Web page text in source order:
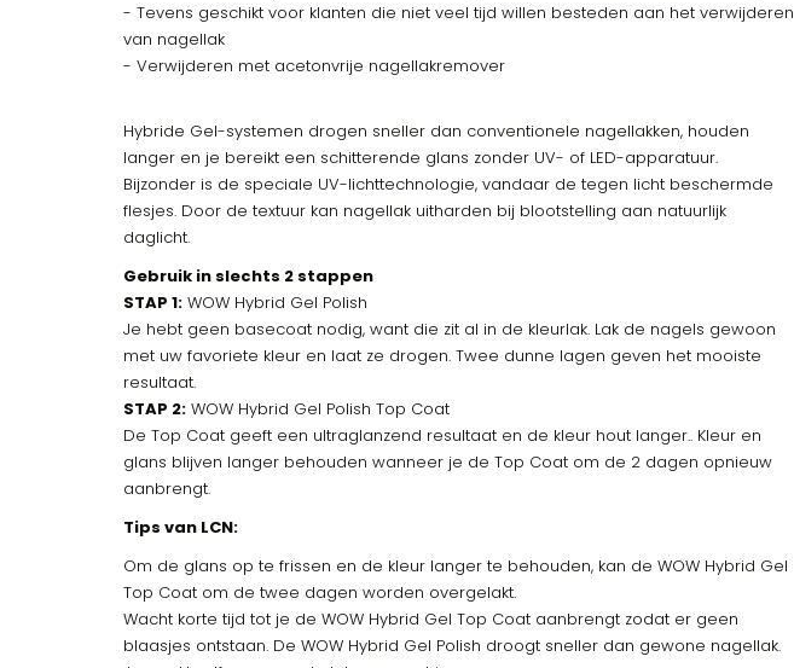
- Tevens geschikt voor klanten die niet veel tijd willen besteden aan het verwijderen
van nagellak
- Verwijderen met acetonvrije nagellakremover
Hybride Gel-systemen drogen sneller dan conventionele nagellakken, houden
langer en je bereikt een schitterende glans zonder UV- of LED-apparatuur.
Bijzonder is de speciale UV-lichttechnologie, vandaar de tegen licht beschermde
flesjes. Door de textuur kan nagellak uitharden bij blootstelling aan natuurlijk
daglicht.
Gebruik in slechts 2 stappen
STAP 1: WOW Hybrid Gel Polish
Je hebt geen basecoat nodig, want die zit al in de kleurlak. Lak de nagels gewoon
met uw favoriete kleur en laat ze drogen. Twee dunne lagen geven het mooiste
resultaat.
STAP 2: WOW Hybrid Gel Polish Top Coat
De Top Coat geeft een ultraglanzend resultaat en de kleur hout langer.. Kleur en
glans blijven langer behouden wanneer je de Top Coat om de 2 dagen opnieuw
aanbrengt.
Tips van LCN:
Om de glans op te frissen en de kleur langer te behouden, kan de WOW Hybrid Gel
Top Coat om de twee dagen worden overgelakt.
Wacht korte tijd tot je de WOW Hybrid Gel Top Coat aanbrengt zodat er geen
blaasjes ontstaan. De WOW Hybrid Gel Polish droogt sneller dan gewone nagellak.